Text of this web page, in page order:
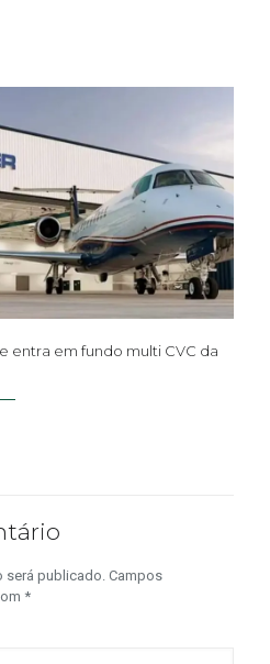
entra em fundo multi CVC da
será publicado. Campos
*